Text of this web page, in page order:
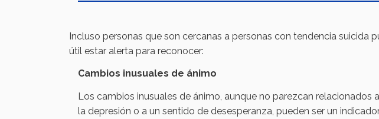
Incluso personas que son cercanas a personas con tendencia suicida
útil estar alerta para reconocer:
Cambios inusuales de ánimo
Los cambios inusuales de ánimo, aunque no parezcan relacionados a
la depresión o a un sentido de desesperanza, pueden ser un